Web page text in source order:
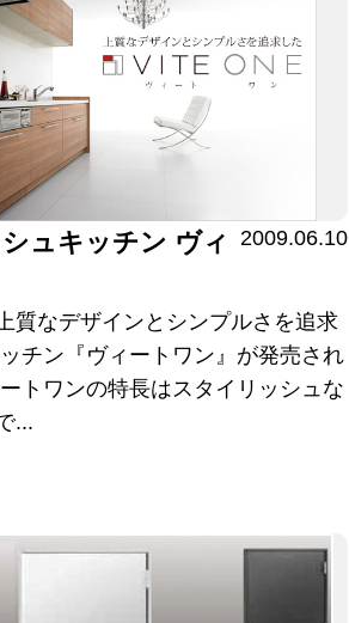
ュキッチン ヴィ
2009.06.10
質なデザインとシンプルさを追求
チン『ヴィートワン』が発売され
トワンの特長はスタイリッシュな
...